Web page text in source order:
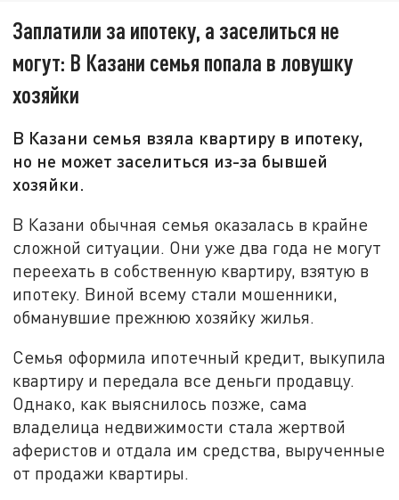
Заплатили за ипотеку, а заселиться не
могут: В Казани семья попала в ловушку
хозяйки
В Казани семья взяла квартиру в ипотеку,
но не может заселиться из-за бывшей
хозяйки.
В Казани обычная семья оказалась в крайне
сложной ситуации. Они уже два года не могут
переехать в собственную квартиру, взятую в
ипотеку. Виной всему стали мошенники,
обманувшие прежнюю хозяйку жилья.
Семья оформила ипотечный кредит, выкупила
квартиру и передала все деньги продавцу.
Однако, как выяснилось позже, сама
владелица недвижимости стала жертвой
аферистов и отдала им средства, вырученные
от продажи квартиры.